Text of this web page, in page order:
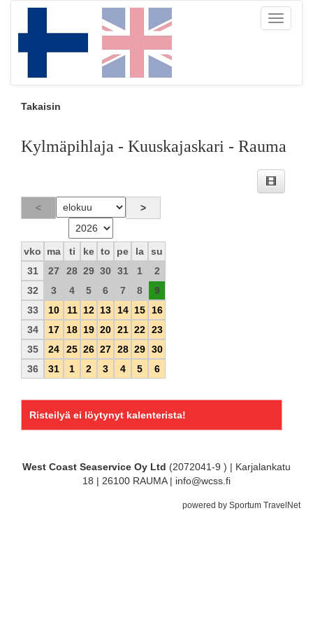
Toggle
Takaisin
Kylmäpihlaja - Kuuskajaskari - Rauma
vko ma ti ke to pe la
su
31
27 28 29 30 31 1
2
32
3 4 5 6 7 8
9
33
10 11 12 13 14 15
16
34
17 18 19 20 21 22 23
35
24 25 26 27 28 29 30
36
31 1 2 3 4 5 6
Risteilyä ei löytynyt kalenterista!
West Coast Seaservice Oy Ltd (2072041-9 ) | Karjalankatu
18 | 26100 RAUMA | info@wcss.fi
powered by Sportum TravelNet